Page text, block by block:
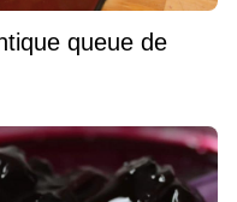
queue de